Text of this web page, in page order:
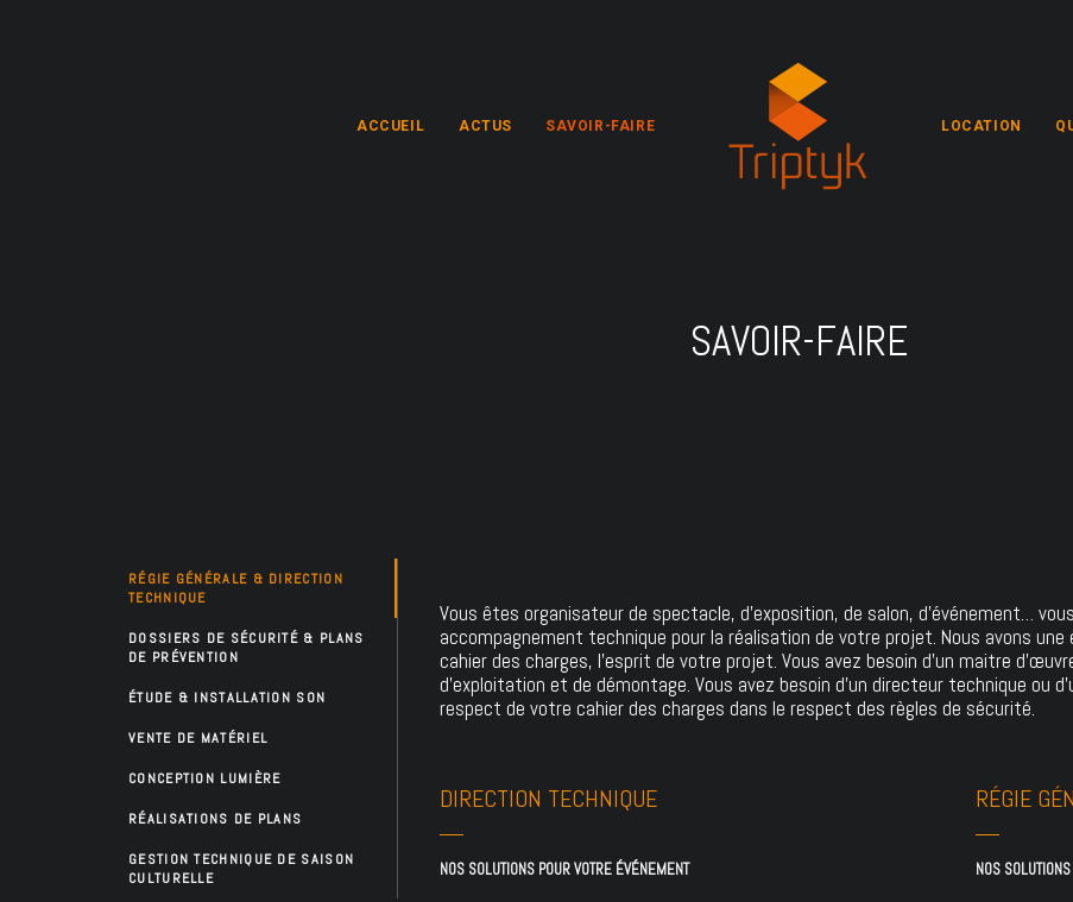
ACCUEIL ACTUS SAVOIR-FAIRE LOCATION
SAVOIR-FAIRE
RÉGIE GÉNÉRALE & DIRECTION
TECHNIQUE
DOSSIERS DE SÉCURITÉ & PLANS
DE PRÉVENTION
ÉTUDE & INSTALLATION SON
VENTE DE MATÉRIEL
CONCEPTION LUMIÈRE
RÉALISATIONS DE PLANS
GESTION TECHNIQUE DE SAISON
CULTURELLE
Vous êtes organisateur de spectacle, d'exposition, de salon, d'événement…
accompagnement technique pour la réalisation de votre projet. Nous avons
cahier des charges, l'esprit de votre projet. Vous avez besoin d'un maitre
d'exploitation et de démontage. Vous avez besoin d'un directeur technique ou
respect de votre cahier des charges dans le respect des règles de sécurité.
DIRECTION TECHNIQUE
NOS SOLUTIONS POUR VOTRE ÉVÉNEMENT
RÉGIE
NOS